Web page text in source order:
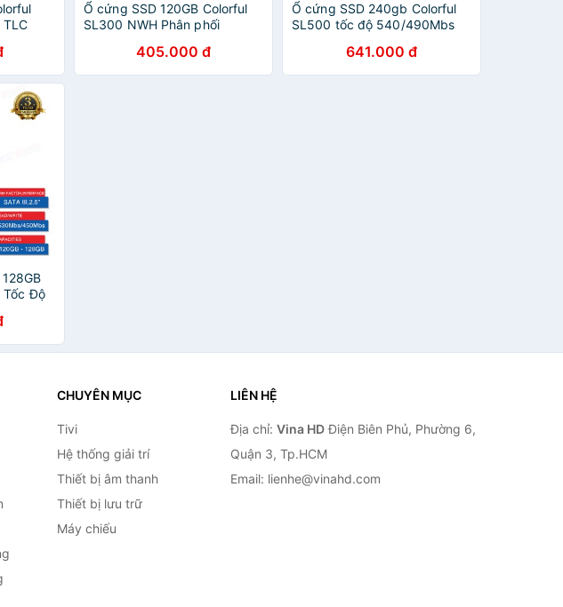
Ổ cứng SSD 120GB Colorful
SL300 NWH Phân phối
405.000 đ
Ổ cứng SSD 240gb Colorful
SL500 tốc độ 540/490Mbs
641.000 đ
Tốc Độ
CHUYÊN MỤC
Tivi
Hệ thống giải trí
Thiết bị âm thanh
Thiết bị lưu trữ
Máy chiếu
LIÊN HỆ
Địa chỉ: Vina HDĐiện Biên Phủ, Phường 6,
Quận 3, Tp.HCM
Email: lienhe@vinahd.com